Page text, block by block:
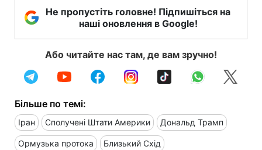
Не пропустіть головне! Підпишіться на
наші оновлення в Google!
Або читайте нас там, де вам зручно!
Більше по темі:
Іран Сполучені Штати Америки Дональд Трамп
Ормузька протока Близький Схід